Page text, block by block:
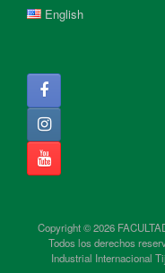
English
Copyright © 2026
Todos los derechos
Industrial Internacional